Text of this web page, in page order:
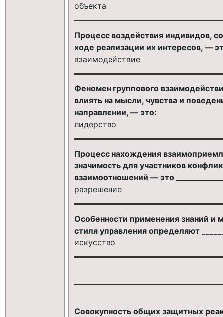
объекта
Процесс воздействия индивидов,
ходе реализации их интересов, —
взаимодействие
Феномен группового
влиять на мысли, чувства и
направлении, — это:
лидерство
Процесс нахождения
значимость для участников
взаимоотношений — это
разрешение
Особенности применения знаний и
стиля управления определяют
искусство
Совокупность общих защитных